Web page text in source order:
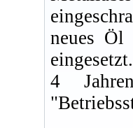
neues Öl
4